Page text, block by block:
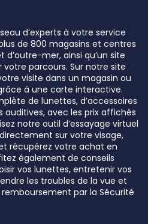
d’experts à votre service
de 800 magasins et centres
mer, ainsi qu’un site
parcours. Sur notre site
visite dans un magasin ou
à une carte interactive.
de lunettes, d’accessoires
auditives, avec les prix affichés
notre outil d’essayage virtuel
sur votre visage,
récupérez votre achat en
également de conseils
vos lunettes, entretenir vos
les troubles de la vue et
par la Sécurité